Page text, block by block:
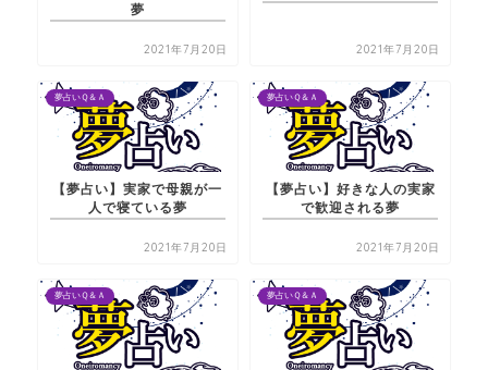
夢
2021年7月20日 2021年7月20日
夢占いＱ＆Ａ
【夢占い】実家で母親が一
人で寝ている夢
2021年7月20日
夢占いＱ＆Ａ
【夢占い】好きな人の実家
で歓迎される夢
2021年7月20日
夢占いＱ＆Ａ 夢占いＱ＆Ａ